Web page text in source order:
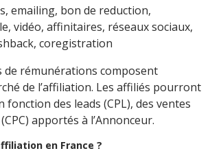
emailing, bon de reduction,
vidéo, affinitaires, réseaux sociaux,
coregistration
de rémunérations composent
de l’affiliation. Les affiliés pourront
des leads (CPL), des ventes
apportés à l’Annonceur.
en France ?